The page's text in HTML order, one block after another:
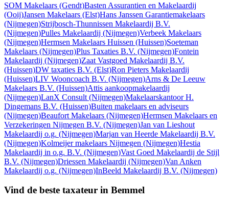
SOM Makelaars (Gendt)Basten Assurantien en Makelaardij
(Ooij)Jansen Makelaars (Elst)Hans Janssen Garantiemakelaars
(Nijmegen)Strijbosch-Thunnissen Makelaardij B.V.
(Nijmegen)Pulles Makelaardij (Nijmegen)Verbeek Makelaars
(Nijmegen)Hermsen Makelaars Huissen (Huissen)Soeteman
Makelaars (Nijmegen)Plus Taxaties B.V. (Nijmegen)Fontein
Makelaardij (Nijmegen)Zaat Vastgoed Makelaardij B.V.
(Huissen)DW taxaties B.V. (Elst)Ron Pieters Makelaardij
(Huissen)LIV Wooncoach B.V. (Nijmegen)Arns & De Leeuw
Makelaars B.V. (Huissen)Attis aankoopmakelaardij
(Nijmegen)LanX Consult (Nijmegen)Makelaarskantoor H.
Dingemans B.V. (Huissen)Buiten makelaars en adviseurs
(Nijmegen)Beaufort Makelaars (Nijmegen)Hermsen Makelaars en
Verzekeringen Nijmegen B.V. (Nijmegen)Jan van Lieshout
Makelaardij o.g. (Nijmegen)Marjan van Heerde Makelaardij B.V.
(Nijmegen)Kolmeijer makelaars Nijmegen (Nijmegen)Hestia
Makelaardij in o.g. B.V. (Nijmegen)Vast Goed Makelaardij de Stijl
B.V. (Nijmegen)Driessen Makelaardij (Nijmegen)Van Anken
Makelaardij o.g. (Nijmegen)InBeeld Makelaardij B.V. (Nijmegen)
Vind de beste taxateur in Bemmel